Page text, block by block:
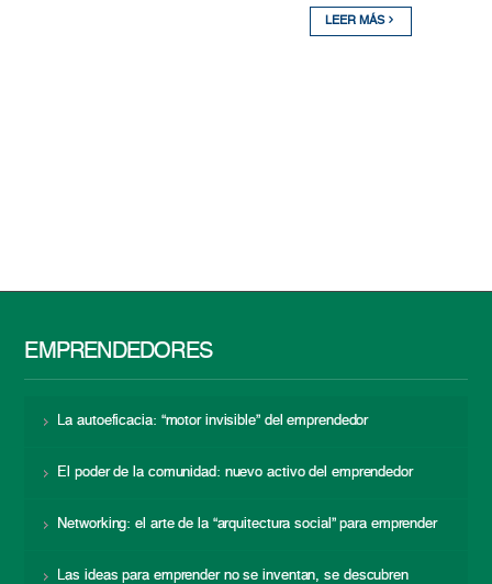
LEER MÁS
EMPRENDEDORES
La autoeficacia: “motor invisible” del emprendedor
El poder de la comunidad: nuevo activo del emprendedor
Networking: el arte de la “arquitectura social” para emprender
Las ideas para emprender no se inventan, se descubren